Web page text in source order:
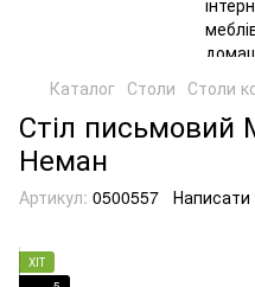
Каталог Столи Столи
Стіл письмовий
Неман
Артикул: 0500557 Написати
ХІТ